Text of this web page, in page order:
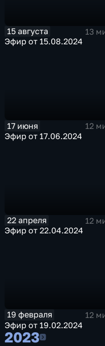
15 августа
13
Эфир от 15.08.2024
17 июня
12
Эфир от 17.06.2024
22 апреля
12
Эфир от 22.04.2024
19 февраля
12
Эфир от 19.02.2024
20232023